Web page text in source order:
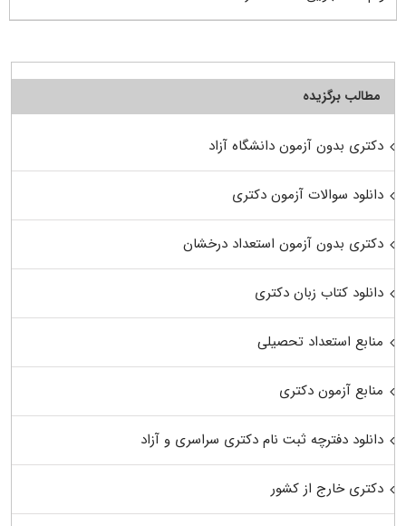
مطالب برگزیده
دکتری بدون آزمون دانشگاه آزاد
دانلود سوالات آزمون دکتری
دکتری بدون آزمون استعداد درخشان
دانلود کتاب زبان دکتری
منابع استعداد تحصیلی
منابع آزمون دکتری
دانلود دفترچه ثبت نام دکتری سراسری و آزاد
دکتری خارج از کشور